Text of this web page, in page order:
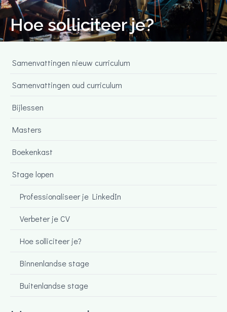
Hoe solliciteer je?
Samenvattingen nieuw curriculum
Samenvattingen oud curriculum
Bijlessen
Masters
Boekenkast
Stage lopen
Professionaliseer je LinkedIn
Verbeter je CV
Hoe solliciteer je?
Binnenlandse stage
Buitenlandse stage